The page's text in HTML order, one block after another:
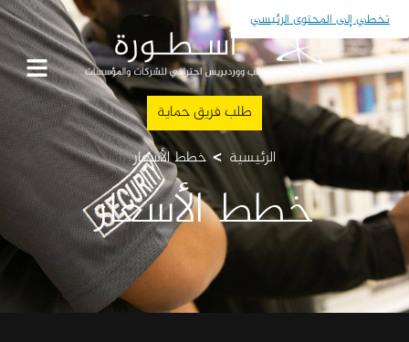
تخطي إلى المحتوى الرئيسي
طلب فريق حماية
الرئيسية > خطط الأسعار
خطط الأسعار